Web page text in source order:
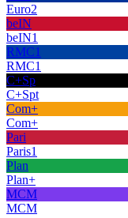
Euro2
beIN
beIN1
RMC1
RMC1
C+Sp
C+Spt
Com+
Com+
Pari
Paris1
Plan
Plan+
MCM
MCM